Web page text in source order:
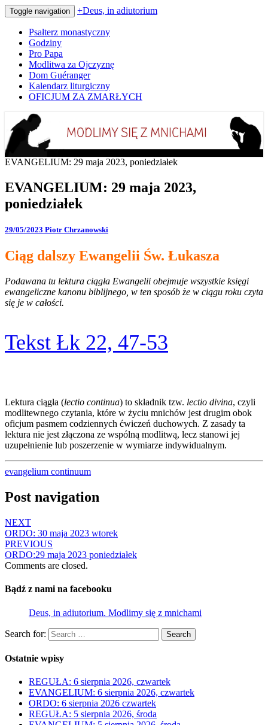
Toggle navigation +Deus, in adiutorium
Psałterz monastyczny
Godziny
Pro Papa
Modlitwa za Ojczyznę
Dom Guéranger
Kalendarz liturgiczny
OFICJUM ZA ZMARŁYCH
+Deus, in adiutorium
Codziennie modlimy się z mnichami
EVANGELIUM: 29 maja 2023, poniedziałek
EVANGELIUM: 29 maja 2023,
poniedziałek
29/05/2023 Piotr Chrzanowski
Ciąg dalszy Ewangelii Św. Łukasza
Podawana tu lektura ciągła Ewangelii obejmuje wszystkie księgi
ewangeliczne kanonu biblijnego, w ten sposób że w ciągu roku czyta
się je w całości.
Tekst Łk 22, 47-53
Lektura ciągła (lectio continua) to składnik tzw. lectio divina, czyli
modlitewnego czytania, które w życiu mnichów jest drugim obok
oficjum pasmem codziennych ćwiczeń duchowych. Z zasady ta
lektura nie jest złączona ze wspólną modlitwą, lecz stanowi jej
uzupełnienie lub poszerzenie w wymiarze indywidualnym.
evangelium continuum
Post navigation
NEXT
ORDO: 30 maja 2023 wtorek
PREVIOUS
ORDO:29 maja 2023 poniedziałek
Comments are closed.
Bądź z nami na facebooku
Deus, in adiutorium. Modlimy się z mnichami
Search for: Search
Ostatnie wpisy
REGUŁA: 6 sierpnia 2026, czwartek
EVANGELIUM: 6 sierpnia 2026, czwartek
ORDO: 6 sierpnia 2026 czwartek
REGUŁA: 5 sierpnia 2026, środa